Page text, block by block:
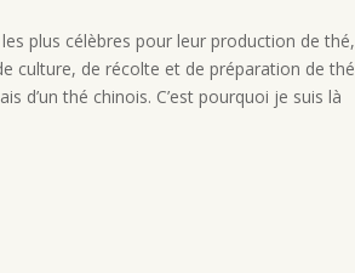
plus célèbres pour leur production de thé,
culture, de récolte et de préparation de thé
d’un thé chinois. C’est pourquoi je suis là